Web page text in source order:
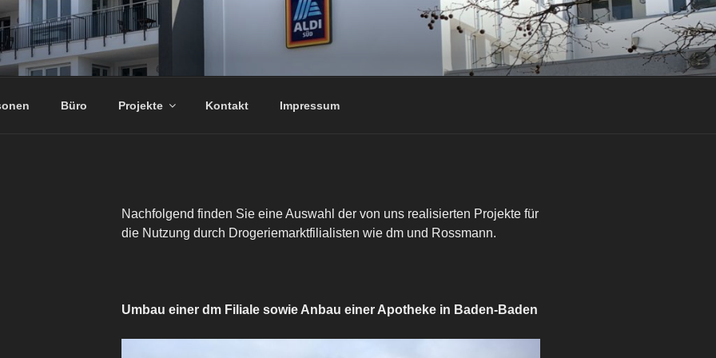
ARCHITEKTEN
Büro Projekte Kontakt Impressum
Nachfolgend finden Sie eine Auswahl der von uns realisierten Projekte für
die Nutzung durch Drogeriemarktfilialisten wie dm und Rossmann.
Umbau einer dm Filiale sowie Anbau einer Apotheke in Baden-Baden